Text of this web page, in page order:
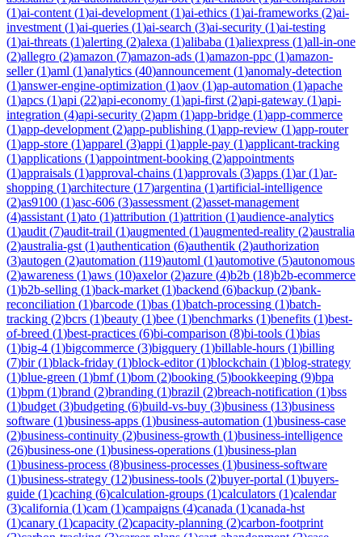
(1)ai-content (1)ai-development (1)ai-ethics (1)ai-frameworks (2)ai-
investment (1)ai-queries (1)ai-search (3)ai-security (1)ai-testing
(1)ai-threats (1)alerting (2)alexa (1)alibaba (1)aliexpress (1)all-in-one
(2)allegro (2)amazon (7)amazon-ads (1)amazon-ppc (1)amazon-
seller(1)aml (1)analytics (40)announcement (1)anomaly-detection
(1)answer-engine-optimization (1)aov (1)ap-automation (1)apache
(1)apcs (1)api (22)api-economy (1)api-first (2)api-gateway (1)api-
integration (4)api-security (2)apm (1)app-bridge (1)app-commerce
(1)app-development (2)app-publishing (1)app-review (1)app-router
(1)app-store (1)apparel (3)appi (1)apple-pay (1)applicant-tracking
(1)applications (1)appointment-booking (2)appointments
(1)appraisals (1)approval-chains (1)approvals (3)apps (1)ar(1)ar-
shopping (1)architecture (17)argentina (1)artificial-intelligence
(2)as9100 (1)asc-606 (3)assessment (2)asset-management
(4)assistant (1)ato (1)attribution (1)attrition (1)audience-analytics
(1)audit (7)audit-trail (1)augmented (1)augmented-reality (2)australia
(2)australia-gst (1)authentication (6)authentik (2)authorization
(3)autogen (2)automation (119)automl (1)automotive (5)autonomous
(2)awareness (1)aws (10)axelor(2)azure (4)b2b (18)b2b-ecommerce
(1)b2b-selling (1)back-market (1)backend (6)backup (2)bank-
reconciliation (1)barcode (1)bas (1)batch-processing (1)batch-
tracking (2)bcrs (1)beauty (1)bee (1)benchmarks (1)benefits (1)best-
of-breed (1)best-practices (6)bi-comparison (8)bi-tools (1)bias
(1)big-4 (1)bigcommerce (3)bigquery (1)billable-hours (1)billing
(7)bir(1)black-friday (1)block-editor(1)blockchain (1)blog-strategy
(1)blue-green (1)bmf(1)bom (2)booking (5)bookkeeping (9)bpa
(1)bpm (1)brand (2)branding (1)brazil (2)breach-notification (1)bss
(1)budget (3)budgeting (6)build-vs-buy (3)business (13)business
software (1)business-apps (1)business-automation (1)business-case
(2)business-continuity (2)business-growth (1)business-intelligence
(26)business-one (1)business-operations (1)business-plan
(1)business-process (8)business-processes (1)business-software
(1)business-strategy (12)business-tools (2)buyer-portal (1)buyers-
guide (1)caching (6)calculation-groups (1)calculators (1)calendar
(3)california (1)cam (1)campaigns (4)canada (1)canada-hst
(1)canary (1)capacity (2)capacity-planning (2)carbon-footprint